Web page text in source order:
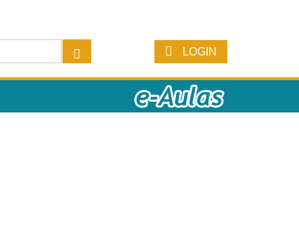
LOGIN